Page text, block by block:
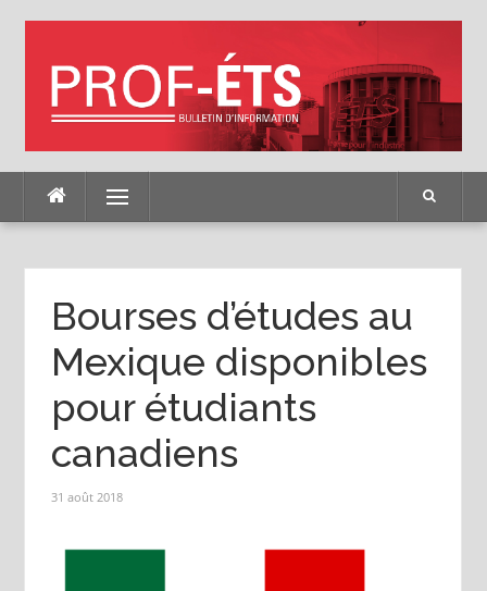
Menu
Bourses d’études au
Mexique disponibles
pour étudiants
canadiens
31 août 2018